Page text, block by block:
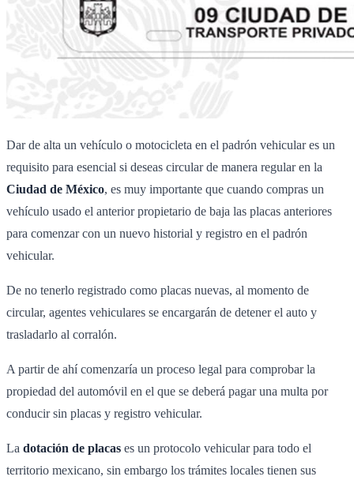
Dar de alta un vehículo o motocicleta en el padrón vehicular es un
requisito para esencial si deseas circular de manera regular en la
Ciudad de México, es muy importante que cuando compras un
vehículo usado el anterior propietario de baja las placas anteriores
para comenzar con un nuevo historial y registro en el padrón
vehicular.
De no tenerlo registrado como placas nuevas, al momento de
circular, agentes vehiculares se encargarán de detener el auto y
trasladarlo al corralón.
A partir de ahí comenzaría un proceso legal para comprobar la
propiedad del automóvil en el que se deberá pagar una multa por
conducir sin placas y registro vehicular.
La dotación de placas es un protocolo vehicular para todo el
territorio mexicano, sin embargo los trámites locales tienen sus